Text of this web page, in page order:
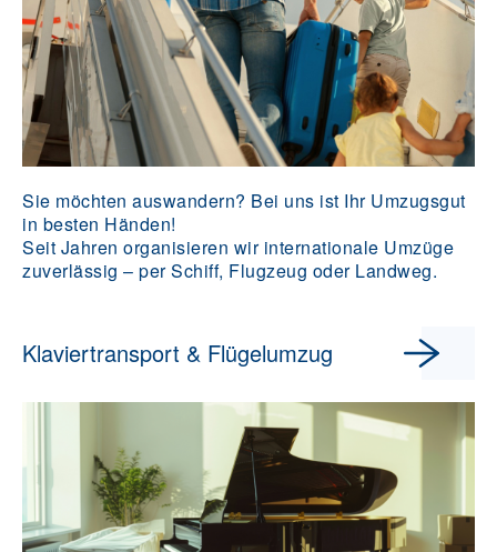
Sie möchten auswandern? Bei uns ist Ihr Umzugsgut
in besten Händen!
Seit Jahren organisieren wir internationale Umzüge
zuverlässig – per Schiff, Flugzeug oder Landweg.
Klaviertransport & Flügelumzug